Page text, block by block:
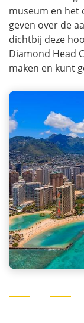
museum en
geven over de
dichtbij deze
Diamond Head
maken en kunt